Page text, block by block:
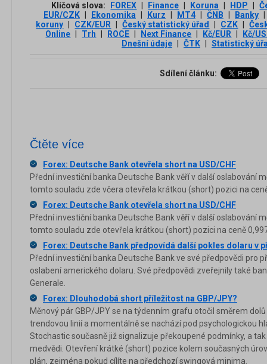
Klíčová slova: FOREX Finance Koruna HDP
EUR/CZK
Ekonomika Kurz MT4 ČNB Banky
koruny
CZK/EUR Český statistický úřad CZK
Online
Trh ROCE Next Finance Kč/EUR
Kč/
Dnešní údaje
ČTK Statistický
Sdílení článku:
Čtěte více
Forex: Deutsche Bank otevřela short na USD/CHF
Přední investiční banka Deutsche Bank věří v další oslabování
tomto souladu zde včera otevřela krátkou (short) pozici na
Forex: Deutsche Bank otevřela short na USD/CHF
Přední investiční banka Deutsche Bank věří v další oslabování
tomto souladu zde otevřela krátkou (short) pozici na ceně
Forex: Deutsche Bank předpovídá další pokles dolaru v
Přední investiční banka Deutsche Bank ve své předpovědi pro
oslabení amerického dolaru. Své předpovědi zveřejnily také
Generale.
Forex: Dlouhodobá short příležitost na GBP/JPY?
Měnový pár GBP/JPY se na týdenním grafu otočil směrem
trendovou linií a momentálně se nachází pod psychologickou
Stochastic současně již signalizuje překoupené podmínky, a
medvědi. Otevření krátké (short) pozice kolem současných
plán, zejména pokud cílíte na předchozí swingová minima.